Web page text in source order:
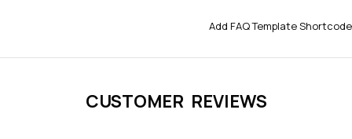
Add FAQ Template Shortcode
CUSTOMER REVIEWS